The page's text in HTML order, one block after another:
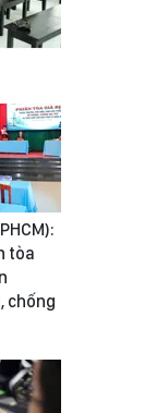
tòa
chống